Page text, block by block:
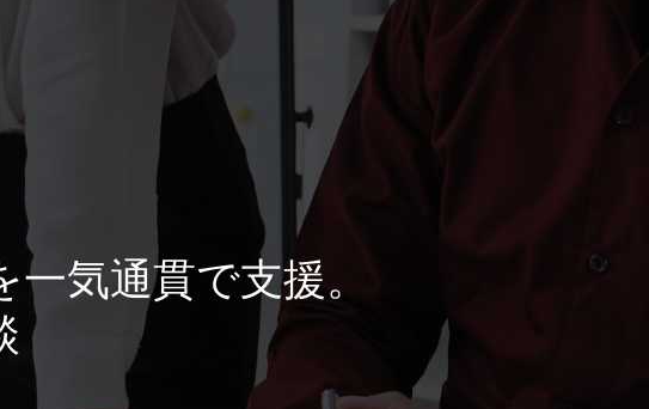
気通貫で支援。